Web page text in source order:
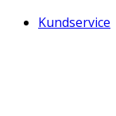
Kundservice